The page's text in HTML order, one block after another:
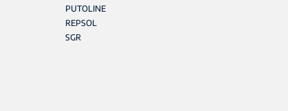
PUTOLINE
REPSOL
SGR